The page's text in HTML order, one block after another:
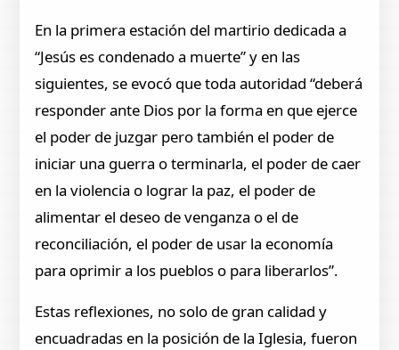
En la primera estación del martirio dedicada a
“Jesús es condenado a muerte” y en las
siguientes, se evocó que toda autoridad “deberá
responder ante Dios por la forma en que ejerce
el poder de juzgar pero también el poder de
iniciar una guerra o terminarla, el poder de caer
en la violencia o lograr la paz, el poder de
alimentar el deseo de venganza o el de
reconciliación, el poder de usar la economía
para oprimir a los pueblos o para liberarlos”.
Estas reflexiones, no solo de gran calidad y
encuadradas en la posición de la Iglesia, fueron